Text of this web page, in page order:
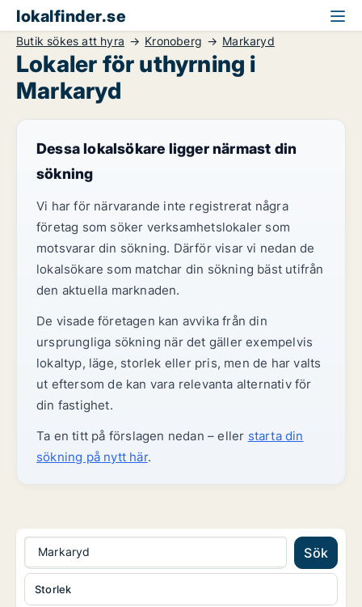
lokalfinder.se
Butik sökes att hyra Kronoberg Markaryd
Lokaler för uthyrning i
Markaryd
Dessa lokalsökare ligger närmast din
sökning
Vi har för närvarande inte registrerat några
företag som söker verksamhetslokaler som
motsvarar din sökning. Därför visar vi nedan de
lokalsökare som matchar din sökning bäst utifrån
den aktuella marknaden.
De visade företagen kan avvika från din
ursprungliga sökning när det gäller exempelvis
lokaltyp, läge, storlek eller pris, men de har valts
ut eftersom de kan vara relevanta alternativ för
din fastighet.
Ta en titt på förslagen nedan – eller starta din
sökning på nytt här.
Markaryd Sök
Storlek